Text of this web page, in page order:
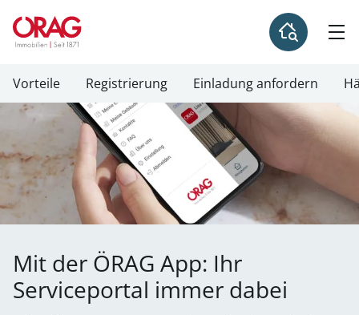
Vorteile Registrierung Einladung anfordern
Mit der ÖRAG App: Ihr
Serviceportal immer dabei